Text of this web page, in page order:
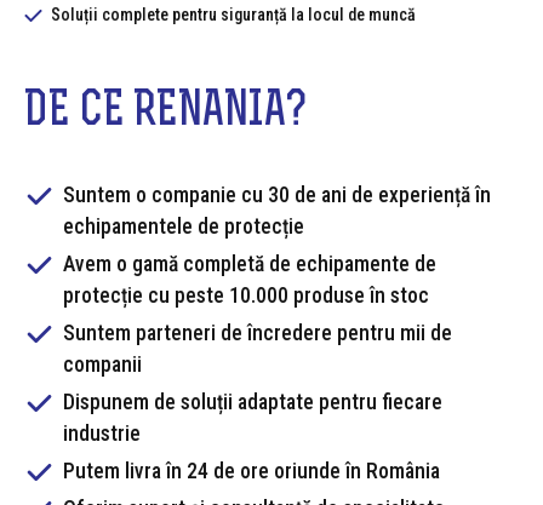
Soluții complete pentru siguranță la locul de muncă
DE CE RENANIA?
Suntem o companie cu 30 de ani de experiență în
echipamentele de protecție
Avem o gamă completă de echipamente de
protecție cu peste 10.000 produse în stoc
Suntem parteneri de încredere pentru mii de
companii
Dispunem de soluții adaptate pentru fiecare
industrie
Putem livra în 24 de ore oriunde în România